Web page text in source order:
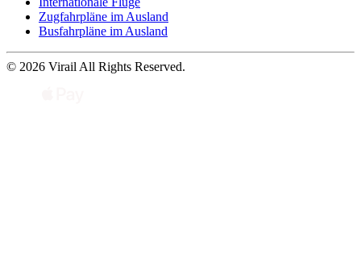
Zugfahrpläne im Ausland
Busfahrpläne im Ausland
© 2026 Virail All Rights Reserved.